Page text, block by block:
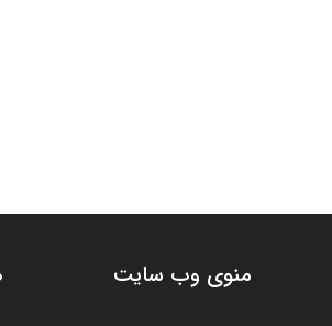
منوی وب سایت